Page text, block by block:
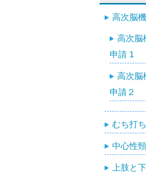
高次脳
高次脳
申請 1
高次脳
申請２
むち打ち
中心性
上肢と